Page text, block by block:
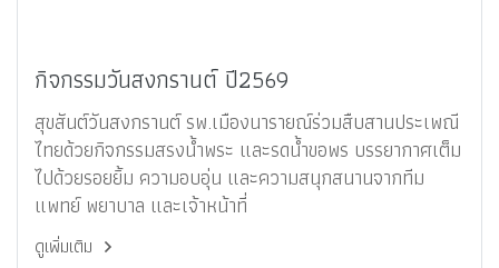
กิจกรรมวันสงกรานต์ ปี2569
สุขสันต์วันสงกรานต์ รพ.เมืองนารายณ์ร่วมสืบสานประเพณี
ไทยด้วยกิจกรรมสรงน้ำพระ และรดน้ำขอพร บรรยากาศเต็ม
ไปด้วยรอยยิ้ม ความอบอุ่น และความสนุกสนานจากทีม
แพทย์ พยาบาล และเจ้าหน้าที่
ดูเพิ่มเติม